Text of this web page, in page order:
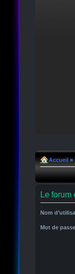
Accueil »
Le
Nom
Mot de